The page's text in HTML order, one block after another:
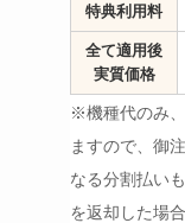
特典利用料
全て適用後
実質価格
※機種代のみ
ますので、御
なる分割払い
を返却した場